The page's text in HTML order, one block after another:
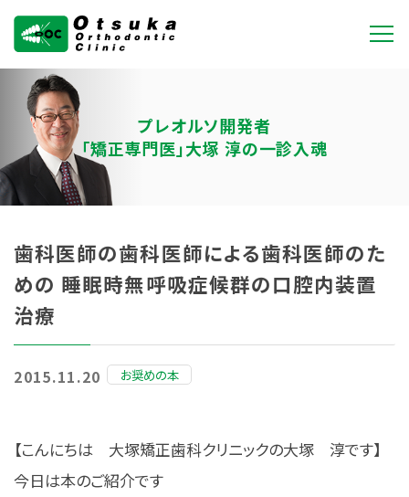
大塚矯正歯科クリニ
ック
プレオルソ開発者
「矯正専門医」大塚 淳の一診入魂
歯科医師の歯科医師による歯科医師のた
めの 睡眠時無呼吸症候群の口腔内装置
治療
2015.11.20 お奨めの本
【こんにちは 大塚矯正歯科クリニックの大塚 淳です】
今日は本のご紹介です